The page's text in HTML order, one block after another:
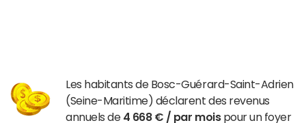
Les habitants de Bosc-Guérard-Saint-Adrien
(Seine-Maritime) déclarent des revenus
annuels de 4 668 € / par moispour un foyer